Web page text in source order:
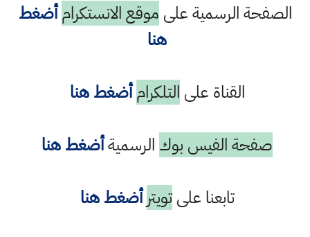
الصفحة الرسمية على موقع الانستكرام أضغط
هنا
القناة على التلكرام أضغط هنا
صفحة الفيس بوك الرسميةأضغط هنا
تابعنا علىتويتر أضغط هنا